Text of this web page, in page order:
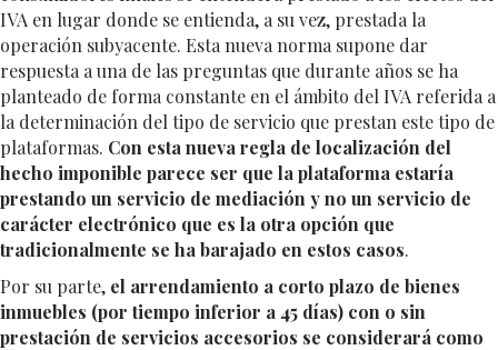
IVA en lugar donde se entienda, a su vez, prestada la
operación subyacente. Esta nueva norma supone dar
respuesta a una de las preguntas que durante años se ha
planteado de forma constante en el ámbito del IVA referida a
la determinación del tipo de servicio que prestan este tipo de
plataformas. Con esta nueva regla de localización del
hecho imponible parece ser que la plataforma estaría
prestando un servicio de mediación y no un servicio de
carácter electrónico que es la otra opción que
tradicionalmente se ha barajado en estos casos.
Por su parte, el arrendamiento a corto plazo de bienes
inmuebles (por tiempo inferior a 45 días) con o sin
prestación de servicios accesorios se considerará como